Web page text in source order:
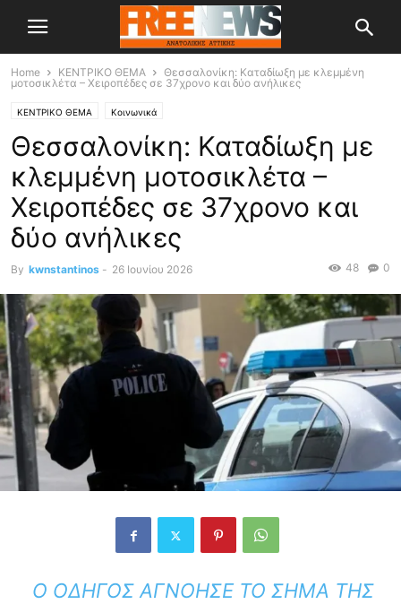
Home ΚΕΝΤΡΙΚΟ ΘΕΜΑ
Θεσσαλονίκη: Καταδίωξη με κλεμμένη
μοτοσικλέτα – Χειροπέδες σε 37χρονο και δύο ανήλικες
ΚΕΝΤΡΙΚΟ ΘΕΜΑ Κοινωνικά
Θεσσαλονίκη: Καταδίωξη με
κλεμμένη μοτοσικλέτα –
Χειροπέδες σε 37χρονο και
δύο ανήλικες
By kwnstantinos - 26 Ιουνίου 2026 0
48
Ο ΟΔΗΓΌΣ ΑΓΝΌΗΣΕ ΤΟ ΣΉΜΑ ΤΗΣ